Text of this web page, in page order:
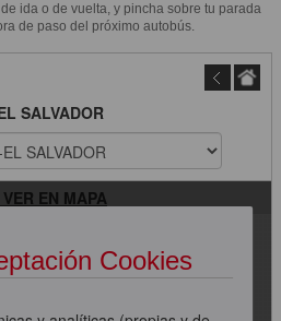
ida o de vuelta, y pincha sobre tu parada
de paso del próximo autobús.